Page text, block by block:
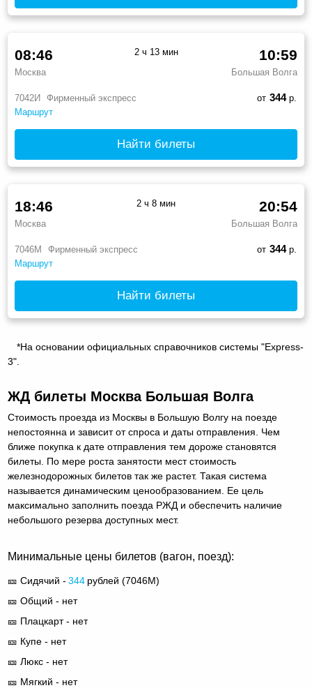
7042И Фирменный экспресс
Маршрут
08:46
Москва
10:59
Большая Волга
2 ч 13 мин
от 344р.
Найти билеты
7046М
Фирменный экспресс
Маршрут
18:46
Москва
20:54
Большая Волга
2 ч 8 мин
от 344р.
Найти билеты
*На основании официальных справочников системы "Express-
3".
ЖД билеты Москва Большая Волга
Стоимость проезда из Москвы в Большую Волгу на поезде
непостоянна и зависит от спроса и даты отправления. Чем
ближе покупка к дате отправления тем дороже становятся
билеты. По мере роста занятости мест стоимость
железнодорожных билетов так же растет. Такая система
называется динамическим ценообразованием. Ее цель
максимально заполнить поезда РЖД и обеспечить наличие
небольшого резерва доступных мест.
Минимальные цены билетов (вагон, поезд):
🎫 Сидячий - 344 рублей (7046М)
🎫 Общий - нет
🎫 Плацкарт - нет
🎫 Купе - нет
🎫 Люкс - нет
🎫 Мягкий - нет